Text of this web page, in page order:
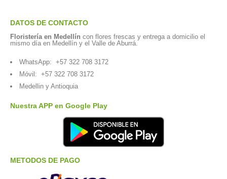
DATOS DE CONTACTO
Floristería en Medellín con flores frescas y entrega a domicilio el
mismo día en Medellín y el Valle de Aburrá.
WhatsApp: +57 322 708 3172
Móvil: +57 322 708 3172
Medellin y Antioquia
Nuestra APP en Google Play
METODOS DE PAGO